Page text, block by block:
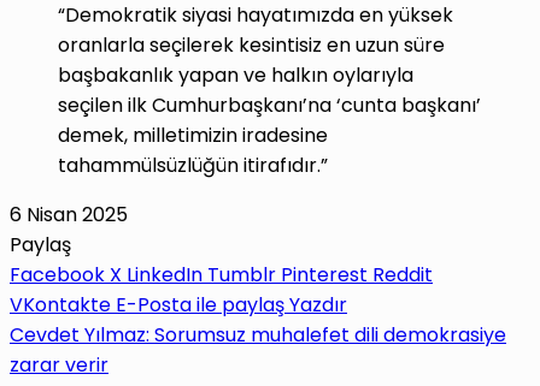
“Demokratik siyasi hayatımızda en yüksek
oranlarla seçilerek kesintisiz en uzun süre
başbakanlık yapan ve halkın oylarıyla
seçilen ilk Cumhurbaşkanı’na ‘cunta başkanı’
demek, milletimizin iradesine
tahammülsüzlüğün itirafıdır.”
6 Nisan 2025
Paylaş
Facebook X LinkedIn Tumblr Pinterest Reddit
VKontakte E-Posta ile paylaşYazdır
Cevdet Yılmaz: Sorumsuz muhalefet dili demokrasiye
zarar verir